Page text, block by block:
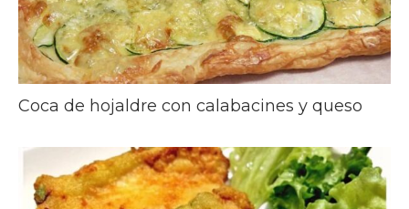
Coca de hojaldre con calabacines y queso